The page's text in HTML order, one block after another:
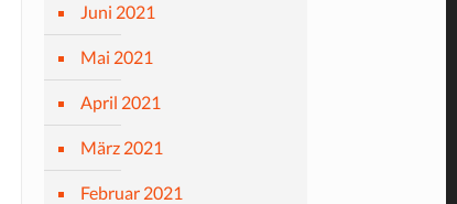
Juni 2021
Mai 2021
April 2021
März 2021
Februar 2021